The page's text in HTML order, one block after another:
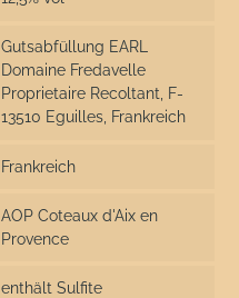
Gutsabfüllung EARL
Domaine Fredavelle
Proprietaire Recoltant, F-
13510 Eguilles, Frankreich
Frankreich
AOP Coteaux d'Aix en
Provence
enthält Sulfite